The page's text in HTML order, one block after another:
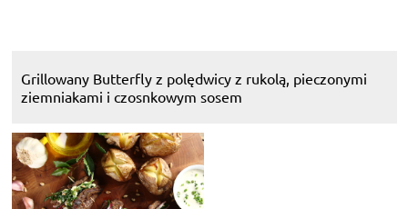
Grillowany Butterfly z polędwicy z rukolą, pieczonymi
ziemniakami i czosnkowym sosem